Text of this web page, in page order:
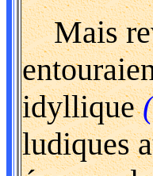
Mais
idyllique
ludiques